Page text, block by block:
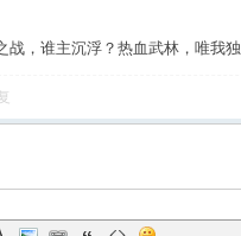
战，谁主沉浮？热血武林，唯我